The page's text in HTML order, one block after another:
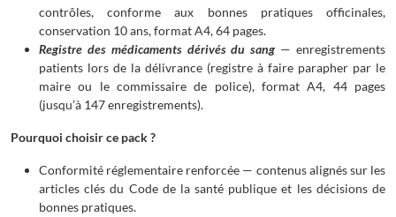
contrôles, conforme aux bonnes pratiques officinales,
conservation 10 ans, format A4, 64 pages.
Registre des médicaments dérivés du sang — enregistrements
patients lors de la délivrance (registre à faire parapher par le
maire ou le commissaire de police), format A4, 44 pages
(jusqu’à 147 enregistrements).
Pourquoi choisir ce pack ?
Conformité réglementaire renforcée — contenus alignés sur les
articles clés du Code de la santé publique et les décisions de
bonnes pratiques.